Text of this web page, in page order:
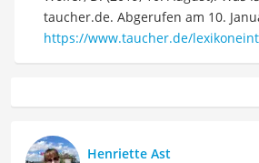
taucher.de. Abgerufen am 10.
https://www.taucher.de/
Henriette Ast